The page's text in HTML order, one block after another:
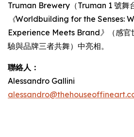
Truman Brewery（Truman 1 號舞
《Worldbuilding for the Senses:
Experience Meets Brand》
（感
驗與品牌三者共舞）中亮相。
聯絡人：
Alessandro Gallini